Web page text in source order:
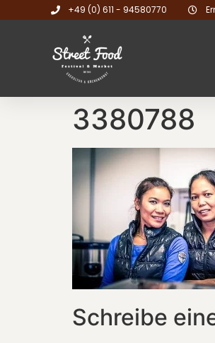
+49 (0) 611 - 94580770
3380788
Schreibe